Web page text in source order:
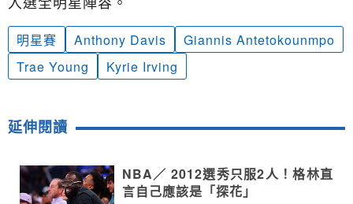
明星賽 Anthony Davis
Giannis Antetokounmpo
Trae Young
Kyrie Irving
延伸閱讀
NBA／ 2012選秀只服2人！格林直
言自己應該是「探花」